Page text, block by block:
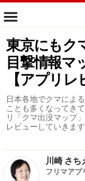
東京にもク
目撃情報マ
【アプリレ
日本各地でクマによ
ことも多くなってき
リ「クマ出没マップ
レビューしていきま
川崎 さち
フリマアプ